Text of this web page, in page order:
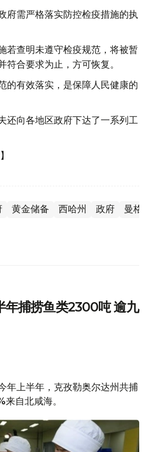
府需严格落实防控检疫措施的执
若查明未遵守检疫规范，将被暂
合要求为止，方可恢复。
的有效落实，是保障人民健康的
还向各地区政府下达了一系列工
黄金储备 西哈州 政府 曼格
年捕捞鱼类2300吨 逾九
年上半年，克孜勒奥尔达州共捕
自北咸海。